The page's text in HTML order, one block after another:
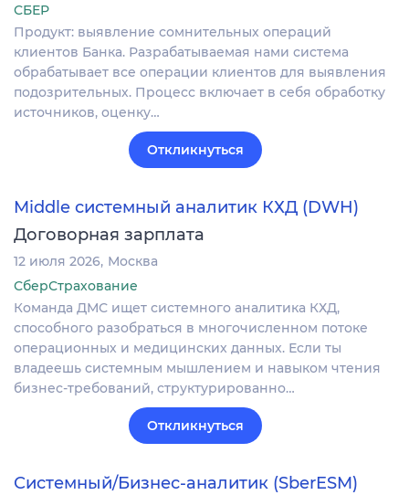
СБЕР
Продукт: выявление сомнительных операций
клиентов Банка. Разрабатываемая нами система
обрабатывает все операции клиентов для выявления
подозрительных. Процесс включает в себя обработку
источников, оценку…
Откликнуться
Middle системный аналитик КХД (DWH)
Договорная зарплата
12 июля 2026 Москва
СберСтрахование
Команда ДМС ищет системного аналитика КХД,
способного разобраться в многочисленном потоке
операционных и медицинских данных. Если ты
владеешь системным мышлением и навыком чтения
бизнес-требований, структурированно…
Откликнуться
Системный/Бизнес-аналитик (SberESM)